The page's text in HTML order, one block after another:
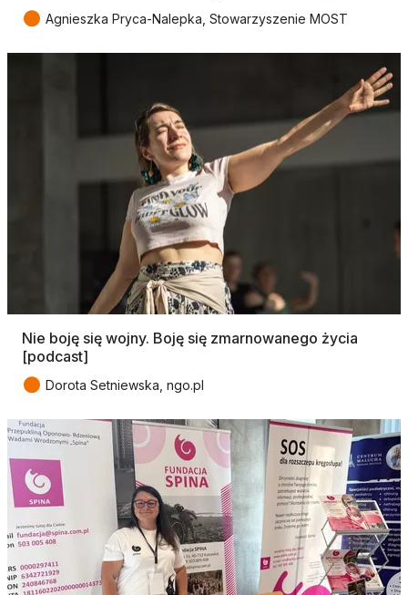
● Agnieszka Pryca-Nalepka, Stowarzyszenie MOST
Nie boję się wojny. Boję się zmarnowanego życia
[podcast]
● Dorota Setniewska, ngo.pl